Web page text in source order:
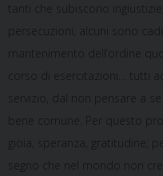
tanti che subiscono
persecuzioni; alcuni sono
mantenimento dell’ordine
corso di esercitazioni… tutti
servizio, dal non pensare a
bene comune. Per questo
gioia, speranza, gratitudine;
segno che nel mondo non